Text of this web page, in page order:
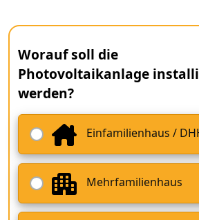
Worauf soll die
Photovoltaikanlage
werden?
Einfamilienhaus /
Mehrfamilienhaus